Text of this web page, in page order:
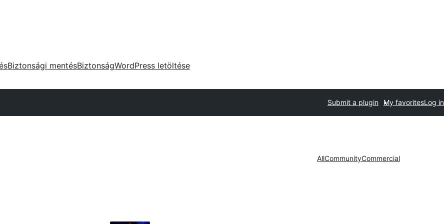
Biztonsági mentésBiztonságWordPress letöltése
Submit a plugin My favoritesLog in
AllCommunityCommercial